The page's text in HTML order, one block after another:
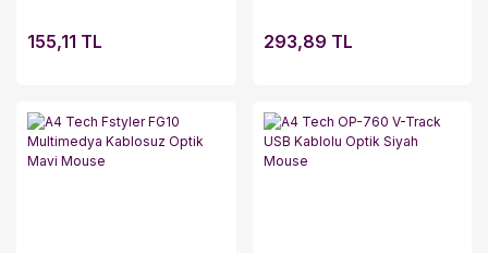
155,11 TL 293,89 TL